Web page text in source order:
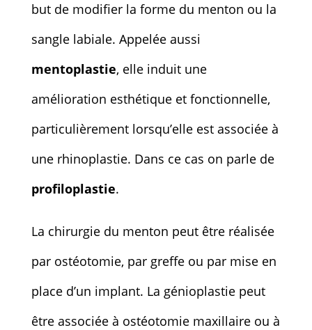
but de modifier la forme du menton ou la
sangle labiale. Appelée aussi
mentoplastie, elle induit une
amélioration esthétique et fonctionnelle,
particulièrement lorsqu’elle est associée à
une rhinoplastie. Dans ce cas on parle de
profiloplastie.
La chirurgie du menton peut être réalisée
par ostéotomie, par greffe ou par mise en
place d’un implant. La génioplastie peut
être associée à ostéotomie maxillaire ou à